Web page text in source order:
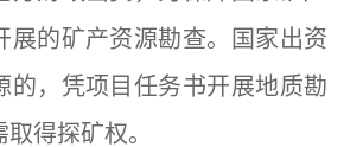
展的矿产资源勘查。国家出资
的，凭项目任务书开展地质勘
得探矿权。